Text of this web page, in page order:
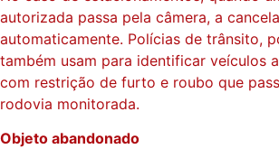
autorizada passa pela câmera, a
automaticamente. Polícias de trânsito,
também usam para identificar veículos
com restrição de furto e roubo que
rodovia monitorada.
Objeto abandonado